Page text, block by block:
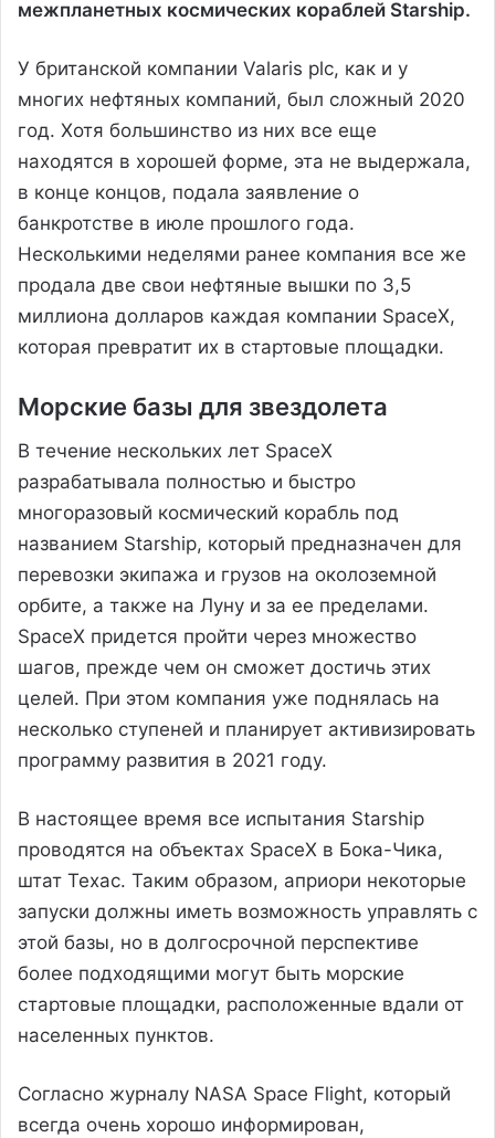
межпланетных космических кораблей Starship.
У британской компании Valaris plc, как и у
многих нефтяных компаний, был сложный 2020
год. Хотя большинство из них все еще
находятся в хорошей форме, эта не выдержала,
в конце концов, подала заявление о
банкротстве в июле прошлого года.
Несколькими неделями ранее компания все же
продала две свои нефтяные вышки по 3,5
миллиона долларов каждая компании SpaceX,
которая превратит их в стартовые площадки.
Морские базы для звездолета
В течение нескольких лет SpaceX
разрабатывала полностью и быстро
многоразовый космический корабль под
названием Starship, который предназначен для
перевозки экипажа и грузов на околоземной
орбите, а также на Луну и за ее пределами.
SpaceX придется пройти через множество
шагов, прежде чем он сможет достичь этих
целей. При этом компания уже поднялась на
несколько ступеней и планирует активизировать
программу развития в 2021 году.
В настоящее время все испытания Starship
проводятся на объектах SpaceX в Бока-Чика,
штат Техас. Таким образом, априори некоторые
запуски должны иметь возможность управлять с
этой базы, но в долгосрочной перспективе
более подходящими могут быть морские
стартовые площадки, расположенные вдали от
населенных пунктов.
Согласно журналу NASA Space Flight, который
всегда очень хорошо информирован,